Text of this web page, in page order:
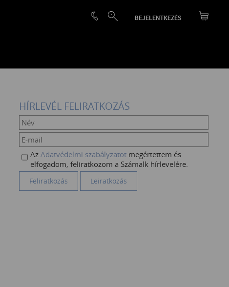
BEJELENTKEZÉS
HÍRLEVÉL FELIRATKOZÁS
Az Adatvédelmi szabályzatot megértettem és
elfogadom, feliratkozom a Számalk hírlevelére.